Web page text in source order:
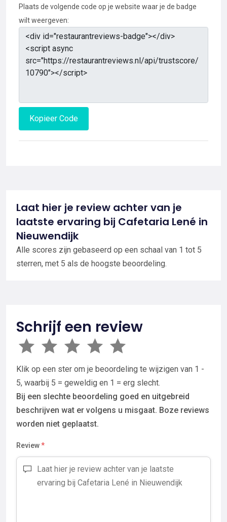
Plaats de volgende code op je website waar je de badge
wilt weergeven:
Kopieer Code
Laat hier je review achter van je
laatste ervaring bij Cafetaria Lené in
Nieuwendijk
Alle scores zijn gebaseerd op een schaal van 1 tot 5
sterren, met 5 als de hoogste beoordeling.
Schrijf een review
Klik op een ster om je beoordeling te wijzigen van 1 -
5, waarbij 5 = geweldig en 1 = erg slecht.
Bij een slechte beoordeling goed en uitgebreid
beschrijven wat er volgens u misgaat. Boze reviews
worden niet geplaatst.
Review*